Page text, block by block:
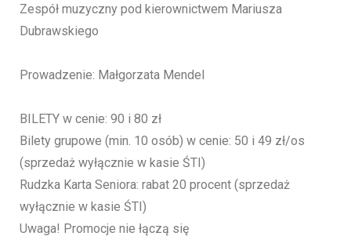
Zespół muzyczny pod kierownictwem Mariusza
Dubrawskiego
Prowadzenie: Małgorzata Mendel
BILETY w cenie: 90 i 80 zł
Bilety grupowe (min. 10 osób) w cenie: 50 i 49 zł/os
(sprzedaż wyłącznie w kasie ŚTI)
Rudzka Karta Seniora: rabat 20 procent (sprzedaż
wyłącznie w kasie ŚTI)
Uwaga! Promocje nie łączą się